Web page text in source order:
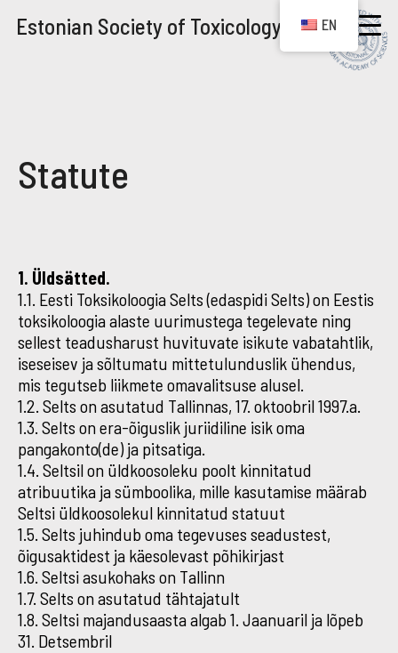
Estonian Society of Toxicology
Statute
1. Üldsätted.
1.1. Eesti Toksikoloogia Selts (edaspidi Selts) on Eestis
toksikoloogia alaste uurimustega tegelevate ning
sellest teadusharust huvituvate isikute vabatahtlik,
iseseisev ja sõltumatu mittetulunduslik ühendus,
mis tegutseb liikmete omavalitsuse alusel.
1.2. Selts on asutatud Tallinnas, 17. oktoobril 1997.a.
1.3. Selts on era-õiguslik juriidiline isik oma
pangakonto(de) ja pitsatiga.
1.4. Seltsil on üldkoosoleku poolt kinnitatud
atribuutika ja sümboolika, mille kasutamise määrab
Seltsi üldkoosolekul kinnitatud statuut
1.5. Selts juhindub oma tegevuses seadustest,
õigusaktidest ja käesolevast põhikirjast
1.6. Seltsi asukohaks on Tallinn
1.7. Selts on asutatud tähtajatult
1.8. Seltsi majandusaasta algab 1. Jaanuaril ja lõpeb
31. Detsembril
EN